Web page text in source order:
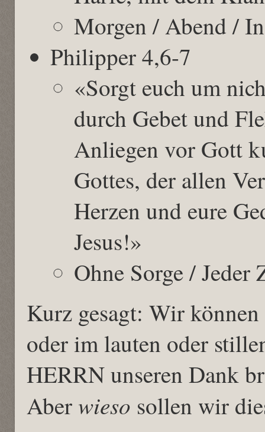
Morgen / Abend /
Philipper 4,6-7
«Sorgt euch um
durch Gebet und
Anliegen vor Gott
Gottes, der allen
Herzen und eure
Jesus!»
Ohne Sorge / Jeder
Kurz gesagt: Wir
oder im lauten oder
HERRN unseren Dank
Aberwieso sollen wir